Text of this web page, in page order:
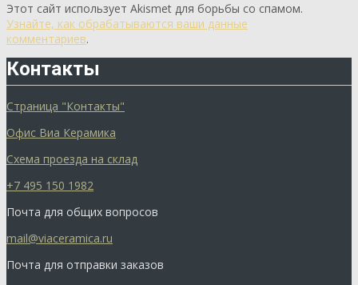
Этот сайт использует Akismet для борьбы со спамом.
Узнайте, как обрабатываются ваши данные
комментариев.
Контакты
Страница "Контакты"
Офис Виа Керамика
Схема проезда на склад
+7 495 150 1982
Почта для общих вопросов
mail@viaceramica.ru
Почта для отправки заказов